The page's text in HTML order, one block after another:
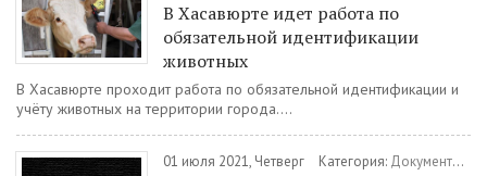
В Хасавюрте идет работа по
обязательной идентификации
животных
В Хасавюрте проходит работа по обязательной идентификации и
учёту животных на территории города....
01 июля 2021, Четверг Категория: Документы /